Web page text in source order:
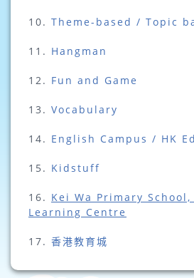
10. Theme-based / Topic
11. Hangman
12. Fun and Game
13. Vocabulary
14. English Campus / HK
15. Kidstuff
16. Kei Wa Primary
Learning Centre
17. 香港教育城